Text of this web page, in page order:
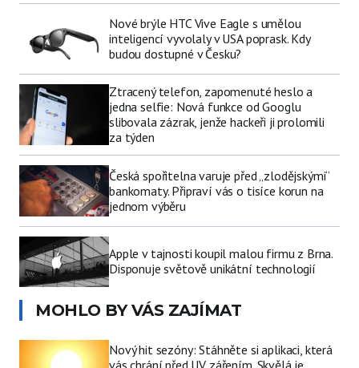
Nové brýle HTC Vive Eagle s umělou
inteligencí vyvolaly v USA poprask. Kdy
budou dostupné v Česku?
Ztracený telefon, zapomenuté heslo a
jedna selfie: Nová funkce od Googlu
slibovala zázrak, jenže hackeři ji prolomili
za týden
Česká spořitelna varuje před „zlodějskými“
bankomaty. Připraví vás o tisíce korun na
jednom výběru
Apple v tajnosti koupil malou firmu z Brna.
Disponuje světově unikátní technologií
MOHLO BY VÁS ZAJÍMAT
Nový hit sezóny: Stáhněte si aplikaci, která
vás chrání před UV zářením. Skvělá je